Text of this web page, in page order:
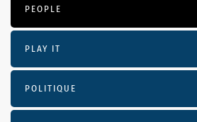
PEOPLE
PLAY IT
POLITIQUE